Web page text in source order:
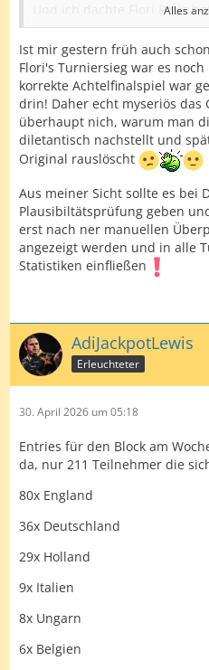
Und ich dachte Flori Preis
Aber wie geht das, wenn
abgezogen hat?
Gratulation Flori zum
vier Neun-Darter in einem
Da muss ein Littler aber
Aber warum versaut sich
dermaßen im letzten Leg?
Fragen über Fragen, was
Edit: Gut, dass dartn.de das
wissen wir wenigstens das
Averages:
Alles
Ist mir gestern früh auch
Flori's Turniersieg war es
korrekte Achtelfinalspiel war
drin! Daher echt myseriös das
überhaupt nich, warum man
diletantisch nachstellt und
Original rauslöscht
Aus meiner Sicht sollte es bei
Plausibiltätsprüfung geben
erst nach ner manuellen
angezeigt werden und in alle
Statistiken einfließen
AdiJackpotLewis
Erleuchteter
30. April 2026 um 05:18
Entries für den Block am
da, nur 211 Teilnehmer die
80x England
36x Deutschland
29x Holland
9x Italien
8x Ungarn
6x Belgien